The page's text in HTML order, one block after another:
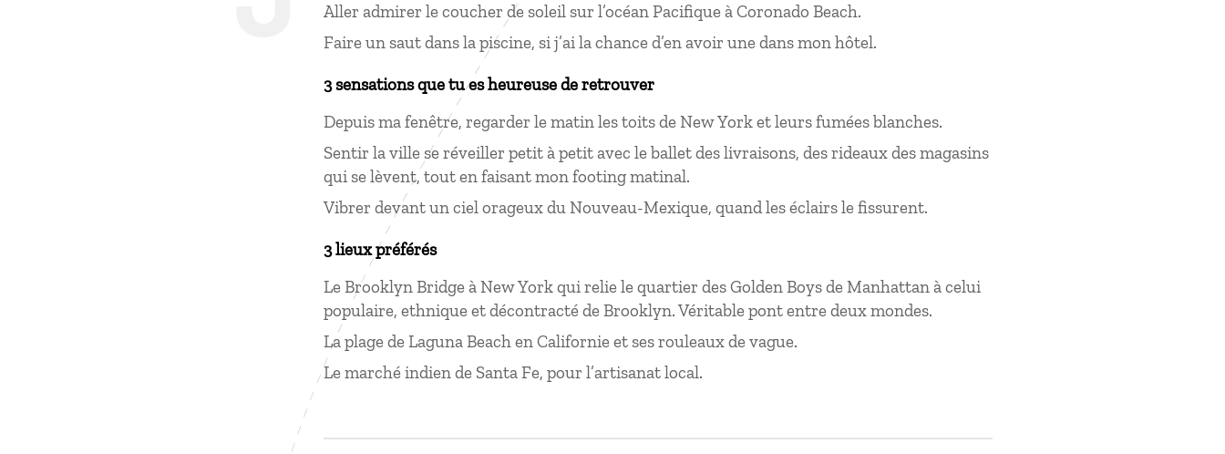
Aller admirer le coucher de soleil sur l’océan Pacifique à Coronado Beach.
Faire un saut dans la piscine, si j’ai la chance d’en avoir une dans mon hôtel.
3 sensations que tu es heureuse de retrouver
Depuis ma fenêtre, regarder le matin les toits de New York et leurs fumées blanches.
Sentir la ville se réveiller petit à petit avec le ballet des livraisons, des rideaux des magasins
qui se lèvent, tout en faisant mon footing matinal.
Vibrer devant un ciel orageux du Nouveau-Mexique, quand les éclairs le fissurent.
3 lieux préférés
Le Brooklyn Bridge à New York qui relie le quartier des Golden Boys de Manhattan à celui
populaire, ethnique et décontracté de Brooklyn. Véritable pont entre deux mondes.
La plage de Laguna Beach en Californie et ses rouleaux de vague.
Le marché indien de Santa Fe, pour l’artisanat local.